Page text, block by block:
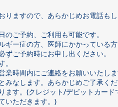
りますので、あらかじめお電話も
ご予約、ご利用も可能です。
ギー症の方、医師にかかっている
ご予約時にお申し出ください。
業時間内にご連絡をお願いいたし
なします。あらかじめご了承くだ
ます。(クレジット/デビットカー
いただきます。)